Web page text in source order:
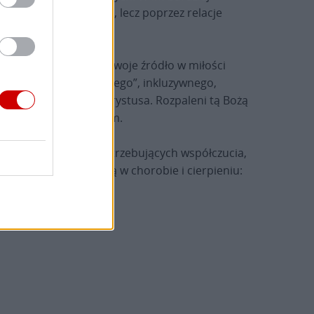
nie przez izolację, lecz poprzez relacje
która znajduje swoje źródło w miłości
„samarytańskiego”, inkluzywnego,
wierze w Jezusa Chrystusa. Rozpaleni tą Bożą
starszym i uciśnionym.
cierpiących, potrzebujących współczucia,
za tych, którzy żyją w chorobie i cierpieniu: